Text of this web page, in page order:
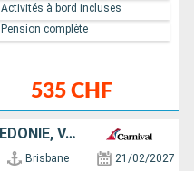
535 CHF
Activités à bord incluses
Pension complète
AUSTRALIE, NOUVELLE-CALÉDONIE, VANUATU
Brisbane 21/02/2027